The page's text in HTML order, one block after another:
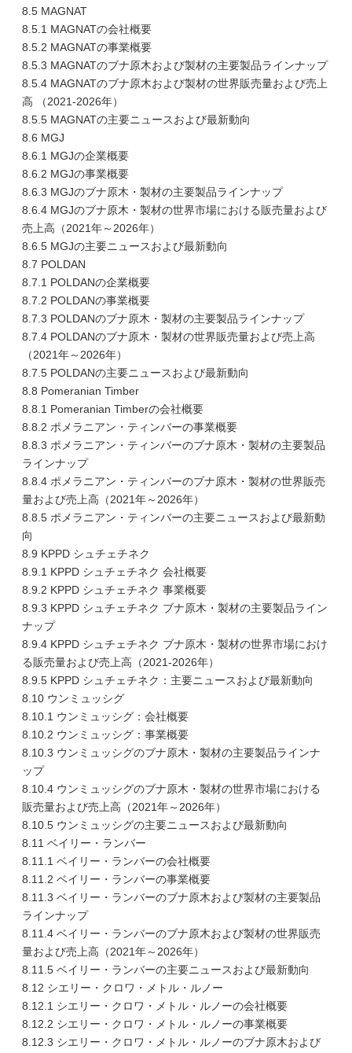
8.5 MAGNAT
8.5.1 MAGNATの会社概要
8.5.2 MAGNATの事業概要
8.5.3 MAGNATのブナ原木および製材の主要製品ラインナップ
8.5.4 MAGNATのブナ原木および製材の世界販売量および売上
高 （2021-2026年）
8.5.5 MAGNATの主要ニュースおよび最新動向
8.6 MGJ
8.6.1 MGJの企業概要
8.6.2 MGJの事業概要
8.6.3 MGJのブナ原木・製材の主要製品ラインナップ
8.6.4 MGJのブナ原木・製材の世界市場における販売量および
売上高（2021年～2026年）
8.6.5 MGJの主要ニュースおよび最新動向
8.7 POLDAN
8.7.1 POLDANの企業概要
8.7.2 POLDANの事業概要
8.7.3 POLDANのブナ原木・製材の主要製品ラインナップ
8.7.4 POLDANのブナ原木・製材の世界販売量および売上高
（2021年～2026年）
8.7.5 POLDANの主要ニュースおよび最新動向
8.8 Pomeranian Timber
8.8.1 Pomeranian Timberの会社概要
8.8.2 ポメラニアン・ティンバーの事業概要
8.8.3 ポメラニアン・ティンバーのブナ原木・製材の主要製品
ラインナップ
8.8.4 ポメラニアン・ティンバーのブナ原木・製材の世界販売
量および売上高（2021年～2026年）
8.8.5 ポメラニアン・ティンバーの主要ニュースおよび最新動
向
8.9 KPPD シュチェチネク
8.9.1 KPPD シュチェチネク 会社概要
8.9.2 KPPD シュチェチネク 事業概要
8.9.3 KPPD シュチェチネク ブナ原木・製材の主要製品ライン
ナップ
8.9.4 KPPD シュチェチネク ブナ原木・製材の世界市場におけ
る販売量および売上高（2021-2026年）
8.9.5 KPPD シュチェチネク：主要ニュースおよび最新動向
8.10 ウンミュッシグ
8.10.1 ウンミュッシグ：会社概要
8.10.2 ウンミュッシグ：事業概要
8.10.3 ウンミュッシグのブナ原木・製材の主要製品ラインナ
ップ
8.10.4 ウンミュッシグのブナ原木・製材の世界市場における
販売量および売上高（2021年～2026年）
8.10.5 ウンミュッシグの主要ニュースおよび最新動向
8.11 ベイリー・ランバー
8.11.1 ベイリー・ランバーの会社概要
8.11.2 ベイリー・ランバーの事業概要
8.11.3 ベイリー・ランバーのブナ原木および製材の主要製品
ラインナップ
8.11.4 ベイリー・ランバーのブナ原木および製材の世界販売
量および売上高（2021年～2026年）
8.11.5 ベイリー・ランバーの主要ニュースおよび最新動向
8.12 シエリー・クロワ・メトル・ルノー
8.12.1 シエリー・クロワ・メトル・ルノーの会社概要
8.12.2 シエリー・クロワ・メトル・ルノーの事業概要
8.12.3 シエリー・クロワ・メトル・ルノーのブナ原木および